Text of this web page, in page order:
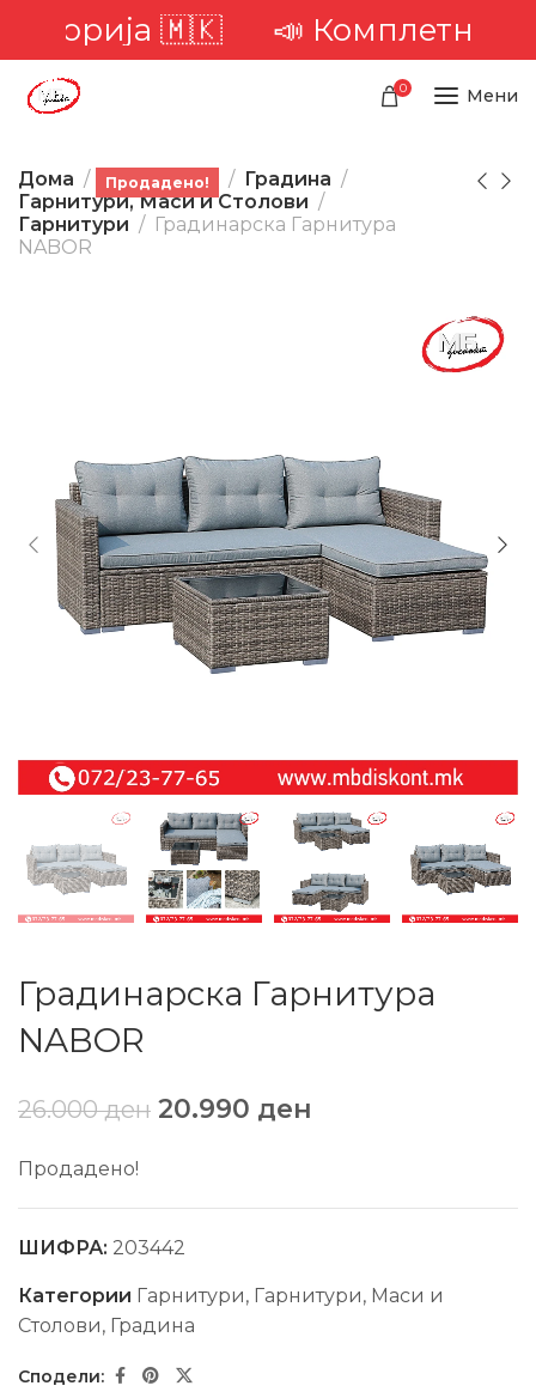
🇲🇰📣 Комплетна
0 Мени
Дома Производи
Градина
Гарнитури, Маси и Столови
Гарнитури
Градинарска Гарнитура
NABOR
Продадено!
Градинарска Гарнитура
NABOR
26.000ден 20.990 ден
Продадено!
ШИФРА: 203442
Категории Гарнитури, Гарнитури, Маси и
Столови, Градина